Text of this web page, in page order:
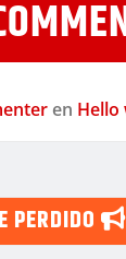
en Hello
PERDIDO